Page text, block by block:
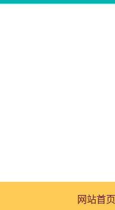
网站首页